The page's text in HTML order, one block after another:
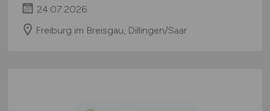
24.07.2026
Freiburg im Breisgau, Dillingen/Saar